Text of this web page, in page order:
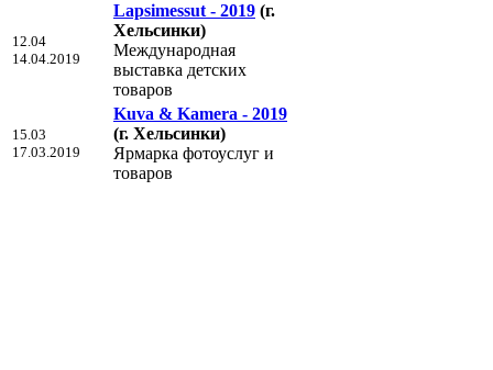
12.04
14.04.2019
Lapsimessut - 2019 (г.
Хельсинки)
Международная
выставка детских
товаров
15.03
17.03.2019
Kuva & Kamera - 2019
(г. Хельсинки)
Ярмарка фотоуслуг и
товаров